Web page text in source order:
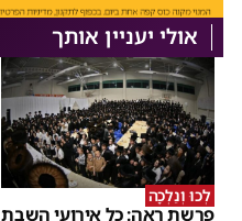
אולי יעניין אותך
לְכוּ וְנֵלְכָה
פרשת ראה: כל אירועי השבת